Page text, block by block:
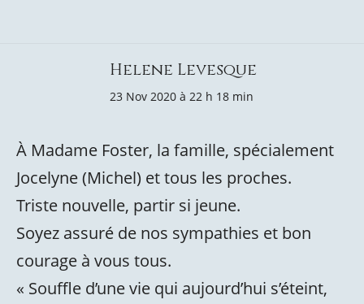
Helene Levesque
23 Nov 2020 à 22 h 18 min
À Madame Foster, la famille, spécialement
Jocelyne (Michel) et tous les proches.
Triste nouvelle, partir si jeune.
Soyez assuré de nos sympathies et bon
courage à vous tous.
« Souffle d’une vie qui aujourd’hui s’éteint,